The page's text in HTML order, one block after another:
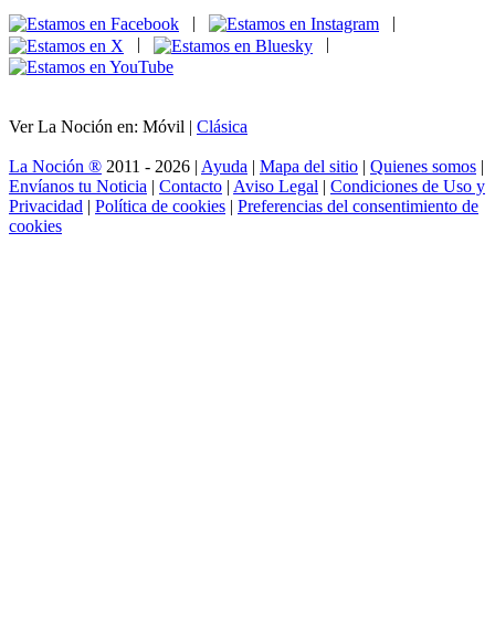
|
|
|
|
Ver La Noción en: Móvil | Clásica
La Noción ® 2011 - 2026 | Ayuda | Mapa del sitio | Quienes somos |
Envíanos tu Noticia | Contacto | Aviso Legal | Condiciones de Uso y
Privacidad | Política de cookies | Preferencias del consentimiento de
cookies